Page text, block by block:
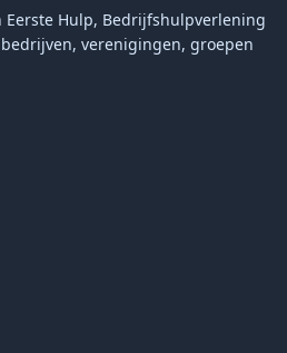
Hulp, Bedrijfshulpverlening
verenigingen, groepen